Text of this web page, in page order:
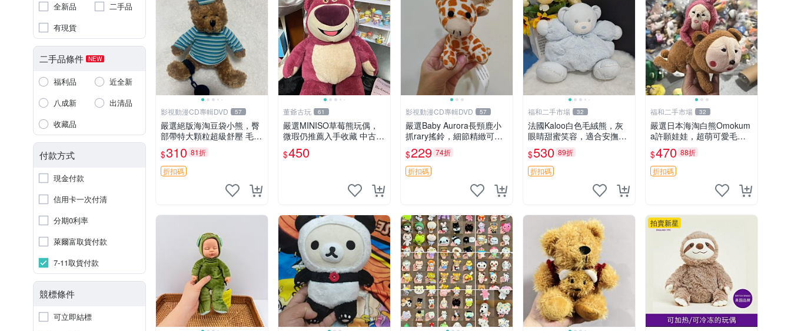
全新品
二手品
有現貨
二手品條件 NEW
福利品
近全新
八成新
出清品
收藏品
付款方式
現金付款
信用卡一次付清
分期0利率
萊爾富取貨付款
7-11取貨付款
競標條件
可立即結標
影視動漫CD專輯DVD 57
嚴選絕版海淘豆袋小熊，臀
部帶特大顆粒超級舒壓 毛毛
摸起來格外順滑適合收藏 10
0%棉質 豆袋枕 豆袋、抱
枕、小熊
$310 81折
折扣碼
董爺古玩 61
嚴選MINISO草莓熊玩偶，
微瑕仍推薦入手收藏 中古 M
INISO 草莓熊 玩具 收藏
$450
影視動漫CD專輯DVD 57
嚴選Baby Aurora長頸鹿小
抓rary搖鈴，細節精緻可聆
聽清脆鈴音 軟萌可愛 定制
紀念 金屬搖鈴 新手媽咪推
薦 長頸鹿 抓rary 搖鈴
$229 74折
折扣碼
福和二手市場 32
法國Kaloo白色毛絨熊，灰
眼睛甜蜜笑容，適合安撫逗
趣可愛，柔軟面料手感佳。
14 白色安撫熊 毛絨玩具 寶
寶逗樂具
$530 89折
折扣碼
福和二手市場 32
嚴選日本海淘白熊Omokum
a許願娃娃，超萌可愛毛絨
公仔推薦收藏 白熊 Omoku
ma 毛絨玩具 偽裝娃娃 玩具
擺飾
$470 88折
折扣碼
拍賣新星